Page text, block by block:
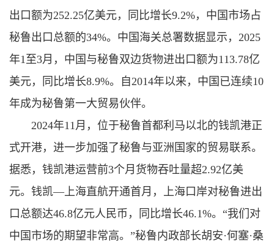
出口额为252.25亿美元，同比增长9.2%，中国市场占
秘鲁出口总额的34%。中国海关总署数据显示，2025
年1至3月，中国与秘鲁双边货物进出口额为113.78亿
美元，同比增长8.9%。自2014年以来，中国已连续10
年成为秘鲁第一大贸易伙伴。
2024年11月，位于秘鲁首都利马以北的钱凯港正
式开港，进一步加强了秘鲁与亚洲国家的贸易联系。
据悉，钱凯港运营前3个月货物吞吐量超2.92亿美
元。钱凯—上海直航开通首月，上海口岸对秘鲁进出
口总额达46.8亿元人民币，同比增长46.1%。“我们对
中国市场的期望非常高。”秘鲁内政部长胡安·何塞·桑